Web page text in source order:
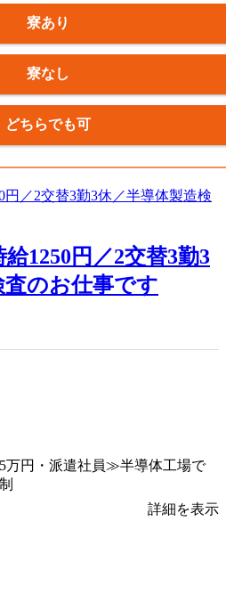
寮あり
寮なし
どちらでも可
1250円／2交替3勤3
のお仕事です
万円・派遣社員≫半導体工場で
詳細を表示